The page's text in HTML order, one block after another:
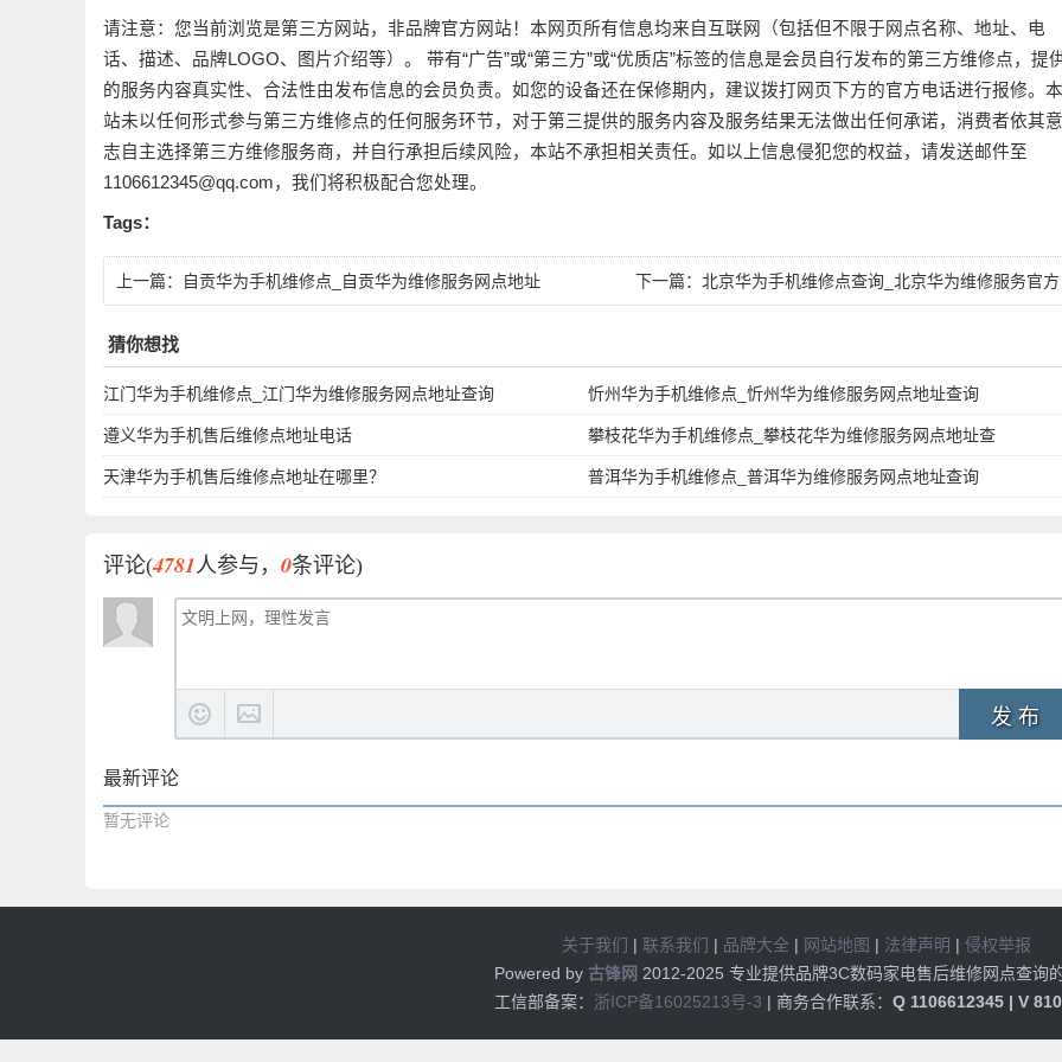
请注意：您当前浏览是第三方网站，非品牌官方网站！本网页所有信息均来自互联网（包括但不限于网点名称、地址、电
话、描述、品牌LOGO、图片介绍等）。 带有“广告”或“第三方”或“优质店”标签的信息是会员自行发布的第三方维修点，提
的服务内容真实性、合法性由发布信息的会员负责。如您的设备还在保修期内，建议拨打网页下方的官方电话进行报修。本
站未以任何形式参与第三方维修点的任何服务环节，对于第三提供的服务内容及服务结果无法做出任何承诺，消费者依其意
志自主选择第三方维修服务商，并自行承担后续风险，本站不承担相关责任。如以上信息侵犯您的权益，请发送邮件至
1106612345@qq.com，我们将积极配合您处理。
Tags：
上一篇： 自贡华为手机维修点_自贡华为维修服务网点地址 下一篇：北京华为手机维修点查询_北京华为维修服务官方
猜你想找
江门华为手机维修点_江门华为维修服务网点地址查询 忻州华为手机维修点_忻州华为维修服务网点地址查询
遵义华为手机售后维修点地址电话 攀枝花华为手机维修点_攀枝花华为维修服务网点地址查
天津华为手机售后维修点地址在哪里？ 普洱华为手机维修点_普洱华为维修服务网点地址查询
评论(4781人参与， 0条评论)
发 布
最新评论
暂无评论
关于我们 | 联系我们 | 品牌大全 | 网站地图 | 法律声明 | 侵权举报
Powered by 古锋网 2012-2025 专业提供品牌3C数码家电售后维修网点查询
工信部备案： 浙ICP备16025213号-3 | 商务合作联系： Q 1106612345 | V